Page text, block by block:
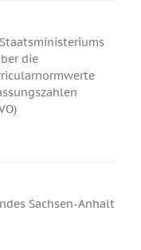
die
Sachsen-Anhalt